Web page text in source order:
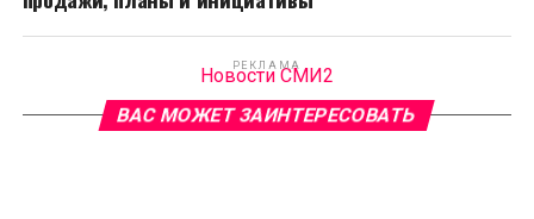
РЕКЛАМА
Новости СМИ2
ВАС МОЖЕТ ЗАИНТЕРЕСОВАТЬ